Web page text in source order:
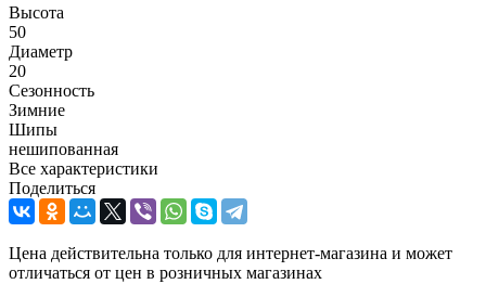
Высота
50
Диаметр
20
Сезонность
Зимние
Шипы
нешипованная
Все характеристики
Поделиться
Цена действительна только для интернет-магазина и может
отличаться от цен в розничных магазинах